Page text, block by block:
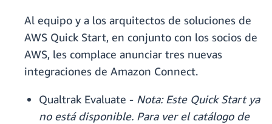
Al equipo y a los arquitectos de soluciones de
AWS Quick Start, en conjunto con los socios de
AWS, les complace anunciar tres nuevas
integraciones de Amazon Connect.
Qualtrak Evaluate - Nota: Este Quick Start ya
no está disponible. Para ver el catálogo de